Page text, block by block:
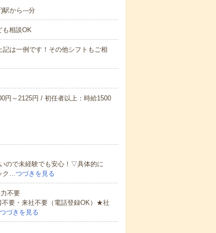
駅から---分
相談OK
は一例です！その他シフトもご相
円～2125円 / 初任者以上：時給1500
ので未経験でも安心！▽具体的に
ク…つづきを見る
不要
要・来社不要（電話登録OK）★社
つづきを見る